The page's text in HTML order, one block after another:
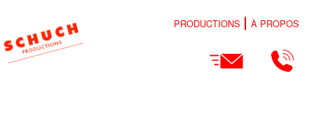
PRODUCTIONS À PROPOS